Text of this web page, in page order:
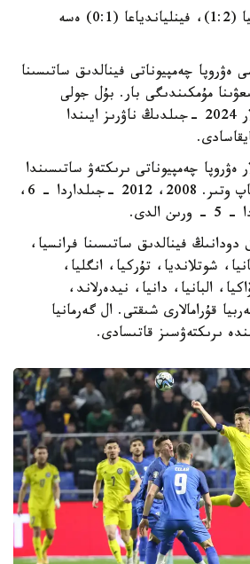
ال دانيا (1:3)، سلوۆەنيا (1:2)، فينلياندياعا (0:1) ەسە
ەۋروپا چەمپيوناتى فينالدىق ساتىسىنا
مۇمكىندىگى بار. بۇل جولى
قازاقستاندىق فۋتبولشىلار 2024 -جىلدىڭ ناۋرىز ايىندا
ەۋروپا چەمپيوناتى ىرىكتەۋ ساتىسىندا
بەسىنشى مارتە باق سىناپ وتىر. 2008، 2012 -جىلداردا – 6،
دودانىڭ فينالدىق ساتىسىنا فرانسيا،
شوتلانديا، تۇركيا، انگليا،
البانيا، دانيا، نيدەرلاند،
قۇرامالارى شىقتى. ال گەرمانيا
ىرىكتەۋسىز قاتىسادى.